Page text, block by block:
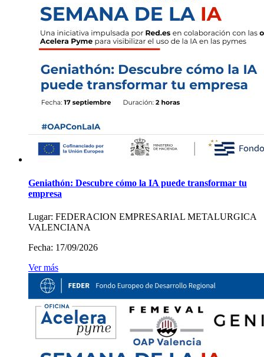
Geniathón: Descubre cómo la IA puede transformar tu
empresa
Lugar: FEDERACION EMPRESARIAL METALURGICA
VALENCIANA
Fecha: 17/09/2026
Ver más